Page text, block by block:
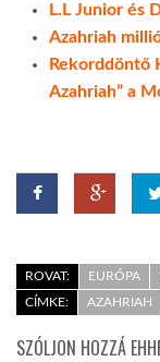
L.L Junior és
Azahriah
Rekorddöntő
Azahriah” a
ROVAT: EURÓPA
CÍMKE:
AZAHRIAH
SZÓLJON HOZZÁ